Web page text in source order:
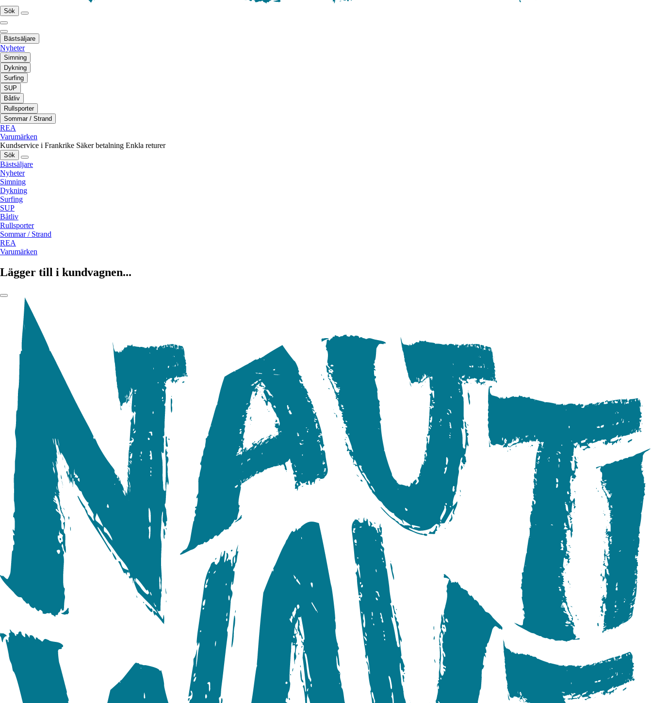
Sök
Bästsäljare
Nyheter
Simning
Dykning
Surfing
SUP
Båtliv
Rullsporter
Sommar / Strand
REA
Varumärken
Kundservice i Frankrike Säker betalning Enkla returer
Sök
Bästsäljare
Nyheter
Simning
Dykning
Surfing
SUP
Båtliv
Rullsporter
Sommar / Strand
REA
Varumärken
Lägger till i kundvagnen...